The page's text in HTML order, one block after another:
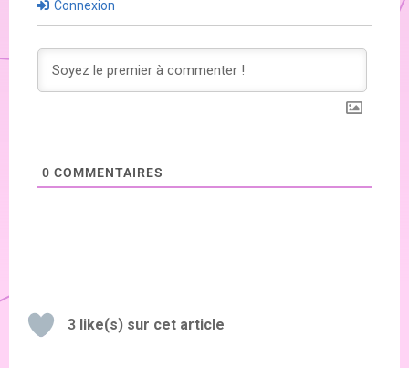
Connexion
0 COMMENTAIRES
3 like(s) sur cet article